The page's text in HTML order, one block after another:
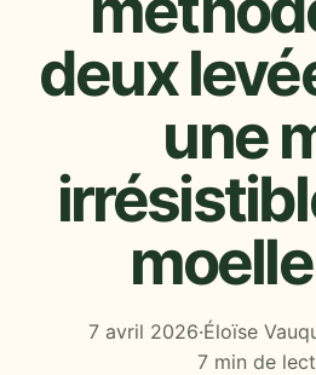
deux
une
7 avril 2026·Éloïse
7 min de